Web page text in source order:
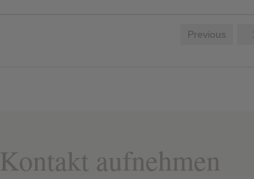
Previous
Kontakt aufnehmen